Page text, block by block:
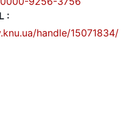
:
handle/15071834/